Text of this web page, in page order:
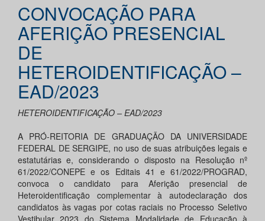
CONVOCAÇÃO PARA
AFERIÇÃO PRESENCIAL
DE
HETEROIDENTIFICAÇÃO –
EAD/2023
HETEROIDENTIFICAÇÃO – EAD/2023
A PRÓ-REITORIA DE GRADUAÇÃO DA UNIVERSIDADE
FEDERAL DE SERGIPE, no uso de suas atribuições legais e
estatutárias e, considerando o disposto na Resolução nº
61/2022/CONEPE e os Editais 41 e 61/2022/PROGRAD,
convoca o candidato para Aferição presencial de
Heteroidentificação complementar à autodeclaração dos
candidatos às vagas por cotas raciais no Processo Seletivo